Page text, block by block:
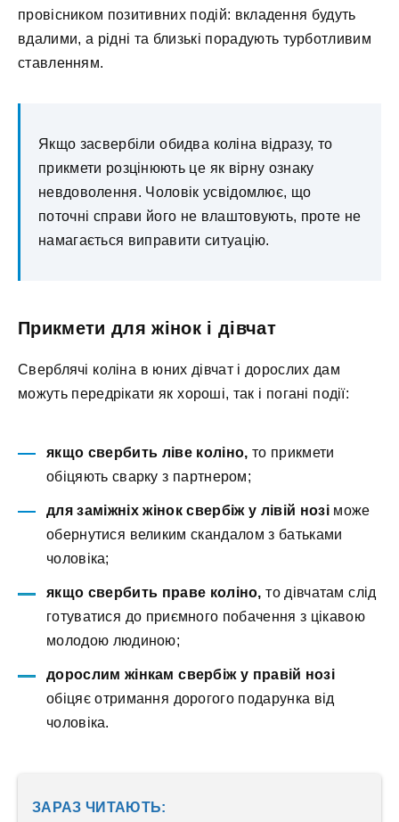
провісником позитивних подій: вкладення будуть
вдалими, а рідні та близькі порадують турботливим
ставленням.
Якщо засвербіли обидва коліна відразу, то
прикмети розцінюють це як вірну ознаку
невдоволення. Чоловік усвідомлює, що
поточні справи його не влаштовують, проте не
намагається виправити ситуацію.
Прикмети для жінок і дівчат
Сверблячі коліна в юних дівчат і дорослих дам
можуть передрікати як хороші, так і погані події:
якщо свербить ліве коліно, то прикмети
обіцяють сварку з партнером;
для заміжніх жінок свербіж у лівій нозіможе
обернутися великим скандалом з батьками
чоловіка;
якщо свербить праве коліно, то дівчатам слід
готуватися до приємного побачення з цікавою
молодою людиною;
дорослим жінкам свербіж у правій нозі
обіцяє отримання дорогого подарунка від
чоловіка.
ЗАРАЗ ЧИТАЮТЬ: